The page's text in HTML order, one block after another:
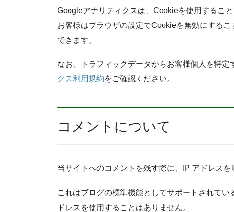
Googleアナリティクスは、Cookieを使用するこ
お客様はブラウザの設定でCookieを無効にする
できます。
なお、トラフィックデータからお客様個人を特定
クス利用規約をご確認ください。
コメントについて
当サイトへのコメントを残す際に、IP アドレスを
これはブログの標準機能としてサポートされて
ドレスを使用することはありません。